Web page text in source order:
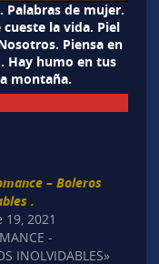
Palabras de mujer.
la vida. Piel
Piensa en
Hay humo en tus
montaña.
– Boleros
.
2021
-
INOLVIDABLES»